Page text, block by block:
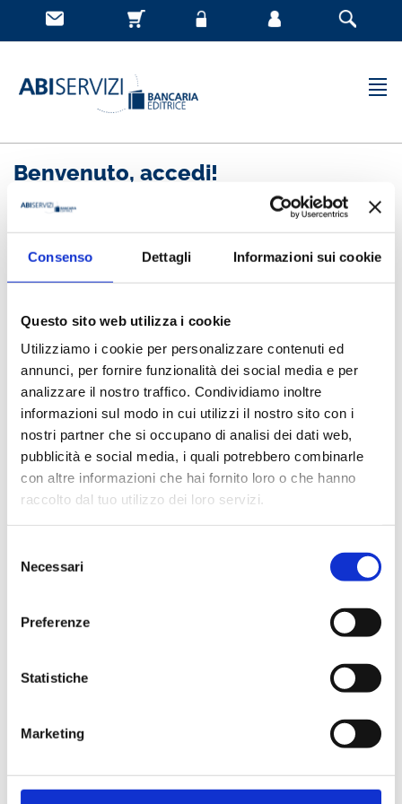
Consenso Dettagli Informazioni sui cookie
Questo sito web utilizza i cookie
Utilizziamo i cookie per personalizzare contenuti ed
annunci, per fornire funzionalità dei social media e per
analizzare il nostro traffico. Condividiamo inoltre
informazioni sul modo in cui utilizzi il nostro sito con i
nostri partner che si occupano di analisi dei dati web,
pubblicità e social media, i quali potrebbero combinarle
con altre informazioni che hai fornito loro o che hanno
raccolto dal tuo utilizzo dei loro servizi.
delNecessari
Preferenze
Statistiche
Marketing
Benvenuto, accedi!
la storia degli acquisti effettuati
Cliente già registrato